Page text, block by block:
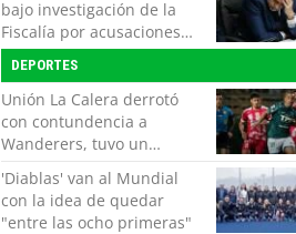
bajo investigación de la
Fiscalía por acusaciones
cruzadas de agresión con
su pareja
DEPORTES
Unión La Calera derrotó
con contundencia a
Wanderers, tuvo un
respiro y clasificó en Copa
Chile
'Diablas' van al Mundial
con la idea de quedar
"entre las ocho primeras"